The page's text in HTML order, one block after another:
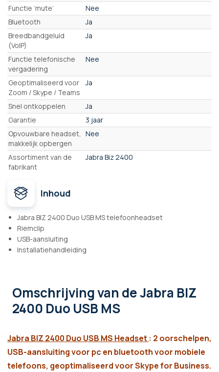
Functie ‘mute’
Nee
Bluetooth
Ja
Breedbandgeluid
(VoIP)
Ja
Functie telefonische
vergadering
Nee
Geoptimaliseerd voor
Zoom / Skype / Teams
Ja
Snel ontkoppelen
Ja
Garantie
3 jaar
Opvouwbare headset,
makkelijk opbergen
Nee
Assortiment van de
fabrikant
Jabra Biz 2400
Inhoud
Jabra BIZ 2400 Duo USB MS telefoonheadset
Riemclip
USB-aansluiting
Installatiehandleiding
Omschrijvingvan de Jabra BIZ
2400 Duo USB MS
Jabra BIZ 2400 Duo USB MS Headset : 2 oorschelpen,
USB-aansluiting voor pc en bluetooth voor mobiele
telefoons, geoptimaliseerd voor Skype for Business.